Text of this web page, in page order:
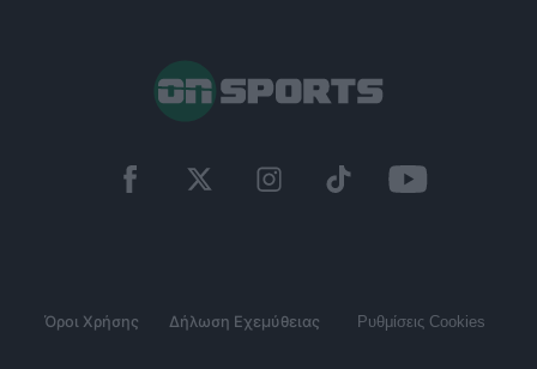
Όροι Χρήσης Δήλωση Εχεμύθειας Ρυθμίσεις Cookies